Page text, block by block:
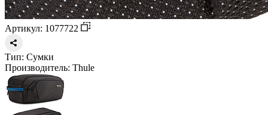
Артикул: 1077722
Тип: Сумки
Производитель: Thule